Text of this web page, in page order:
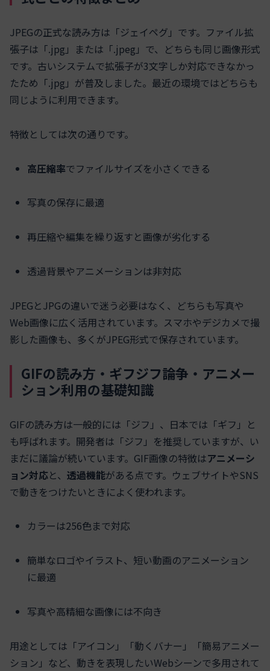
JPEGの正式な読み方は「ジェイペグ」です。ファイル拡
張子は「.jpg」または「.jpeg」で、どちらも同じ画像形式
です。古いシステムで拡張子が3文字しか対応できなかっ
たため「.jpg」が普及しました。最近の環境ではどちらも
同じように利用できます。
特徴としては次の通りです。
高圧縮率でファイルサイズを小さくできる
写真の保存に最適
再圧縮や編集を繰り返すと画像が劣化する
透過背景やアニメーションは非対応
JPEGとJPGの違いで迷う必要はなく、どちらも写真や
Web画像に広く活用されています。スマホやデジカメで撮
影した画像も、多くがJPEG形式で保存されています。
GIFの読み方・ギフジフ論争・アニメー
ション利用の基礎知識
GIFの読み方は一般的には「ジフ」、日本では「ギフ」と
も呼ばれます。開発者は「ジフ」を推奨していますが、い
まだに議論が続いています。GIF画像の特徴はアニメーシ
ョン対応と、 透過機能がある点です。ウェブサイトやSNS
で動きをつけたいときによく使われます。
カラーは256色まで対応
簡単なロゴやイラスト、短い動画のアニメーション
に最適
写真や高精細な画像には不向き
用途としては「アイコン」「動くバナー」「簡易アニメー
ション」など、動きを表現したいWebシーンで多用されて